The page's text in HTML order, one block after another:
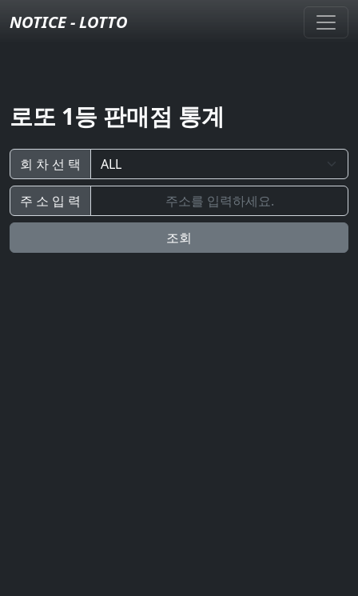
NOTICE - LOTTO
로또 1등 판매점 통계
회 차 선 택
주 소 입 력
조회